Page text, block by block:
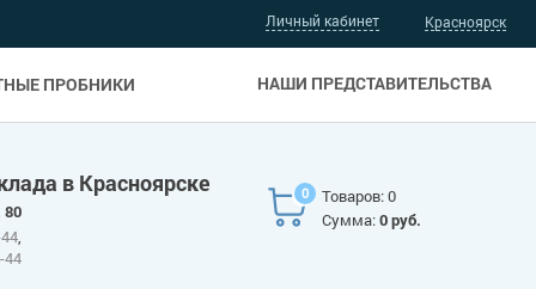
Личный кабинет
НАШИ ПРЕДСТАВИТЕЛЬСТВА
ПРОБНИКИ
Красноярск
в Красноярске
80
,
44
0
Товаров: 0
Сумма:0 руб.